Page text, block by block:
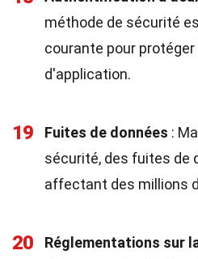
méthode de sécurité
courante pour
d'application.
19 Fuites de données :
sécurité, des fuites de
affectant des millions
20 Réglementations sur